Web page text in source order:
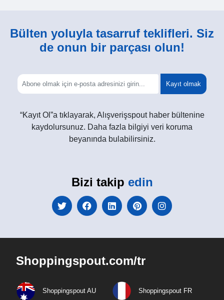
Bülten yoluyla tasarruf teklifleri. Siz
de onun bir parçası olun!
Kayıt olmak
“Kayıt Ol”a tıklayarak, Alışverişspout haber bültenine
kaydolursunuz. Daha fazla bilgiyi veri koruma
beyanında bulabilirsiniz.
Bizi takip edin
Shoppingspout.com/tr
Shoppingspout AU Shoppingspout FR